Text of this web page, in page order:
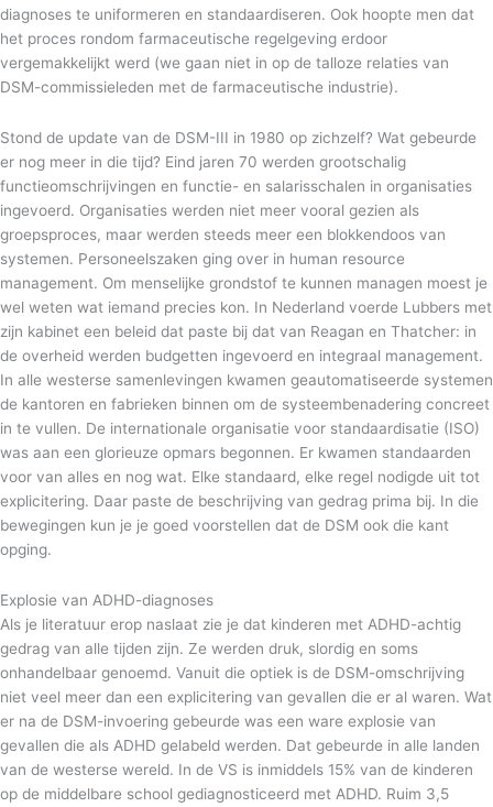
diagnoses te uniformeren en standaardiseren. Ook hoopte men dat
het proces rondom farmaceutische regelgeving erdoor
vergemakkelijkt werd (we gaan niet in op de talloze relaties van
DSM-commissieleden met de farmaceutische industrie).
Stond de update van de DSM-III in 1980 op zichzelf? Wat gebeurde
er nog meer in die tijd? Eind jaren 70 werden grootschalig
functieomschrijvingen en functie- en salarisschalen in organisaties
ingevoerd. Organisaties werden niet meer vooral gezien als
groepsproces, maar werden steeds meer een blokkendoos van
systemen. Personeelszaken ging over in human resource
management. Om menselijke grondstof te kunnen managen moest je
wel weten wat iemand precies kon. In Nederland voerde Lubbers met
zijn kabinet een beleid dat paste bij dat van Reagan en Thatcher: in
de overheid werden budgetten ingevoerd en integraal management.
In alle westerse samenlevingen kwamen geautomatiseerde systemen
de kantoren en fabrieken binnen om de systeembenadering concreet
in te vullen. De internationale organisatie voor standaardisatie (ISO)
was aan een glorieuze opmars begonnen. Er kwamen standaarden
voor van alles en nog wat. Elke standaard, elke regel nodigde uit tot
explicitering. Daar paste de beschrijving van gedrag prima bij. In die
bewegingen kun je je goed voorstellen dat de DSM ook die kant
opging.
Explosie van ADHD-diagnoses
Als je literatuur erop naslaat zie je dat kinderen met ADHD-achtig
gedrag van alle tijden zijn. Ze werden druk, slordig en soms
onhandelbaar genoemd. Vanuit die optiek is de DSM-omschrijving
niet veel meer dan een explicitering van gevallen die er al waren. Wat
er na de DSM-invoering gebeurde was een ware explosie van
gevallen die als ADHD gelabeld werden. Dat gebeurde in alle landen
van de westerse wereld. In de VS is inmiddels 15% van de kinderen
op de middelbare school gediagnosticeerd met ADHD. Ruim 3,5